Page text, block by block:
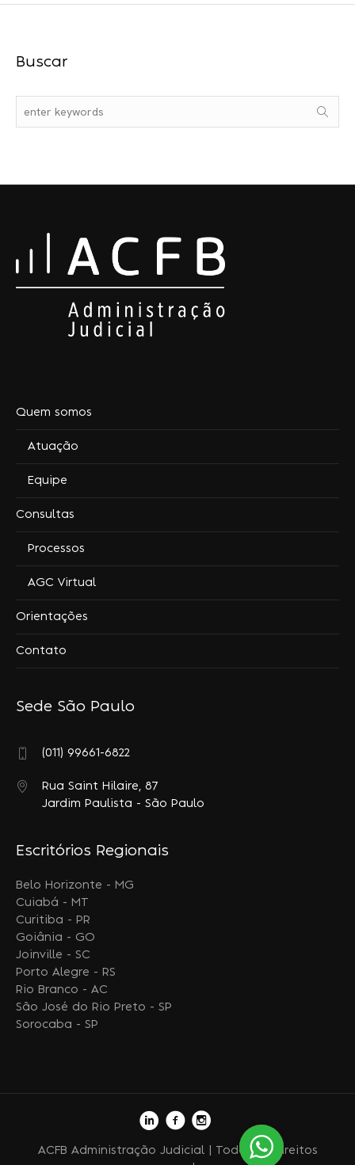
Buscar
Quem somos
Atuação
Equipe
Consultas
Processos
AGC Virtual
Orientações
Contato
Sede São Paulo
(011) 99661-6822
Rua Saint Hilaire, 87
Jardim Paulista - São Paulo
Escritórios Regionais
Belo Horizonte - MG
Cuiabá - MT
Curitiba - PR
Goiânia - GO
Joinville - SC
Porto Alegre - RS
Rio Branco - AC
São José do Rio Preto - SP
Sorocaba - SP
ACFB Administração Judicial | Todos os direitos